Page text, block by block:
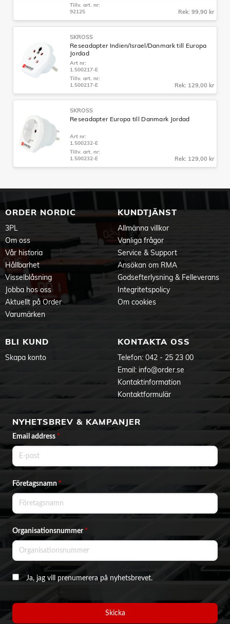
Tillv. art. nr:
92125
Rek: 99,90 kr
SKROSS
Reseadapter Indien/Israel/Danmark till Europa
Jordad
Art nr:
1.500217-E
Tillv. art. nr:
1.500217-E
Rek: 129,00 kr
SKROSS
Reseadapter Europa till Danmark Jordad
Art nr:
1.500232-E
Tillv. art. nr:
1.500232-E
Rek: 129,00 kr
ORDER NORDIC
3PL
Om oss
Vår historia
Hållbarhet
Visselblåsning
Jobba hos oss
Aktuellt på Order
Varumärken
KUNDTJÄNST
Allmänna villkor
Vanliga frågor
Service & Support
Ansökan om RMA
Godsefterlysning & Felleverans
Integritetspolicy
Om cookies
BLI KUND
Skapa konto
KONTAKTA OSS
Telefon: 042 - 25 23 00
Email: info@order.se
Kontaktinformation
Kontaktformulär
NYHETSBREV & KAMPANJER
Email address *
Företagsnamn*
Organisationsnummer *
Ja, jag vill prenumerera på nyhetsbrevet.
Skicka